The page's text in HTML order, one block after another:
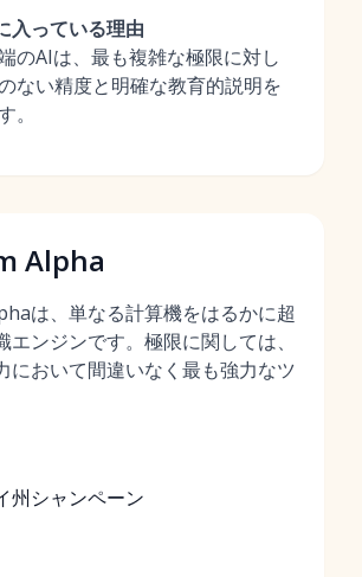
入っている理由
のAIは、最も複雑な極限に対し
ない精度と明確な教育的説明を
。
Alpha
は、単なる計算機をはるかに超
エンジンです。極限に関しては、
において間違いなく最も強力なツ
州シャンペーン